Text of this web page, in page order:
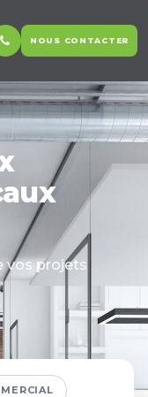
NOUS CONTACTER
vos projets